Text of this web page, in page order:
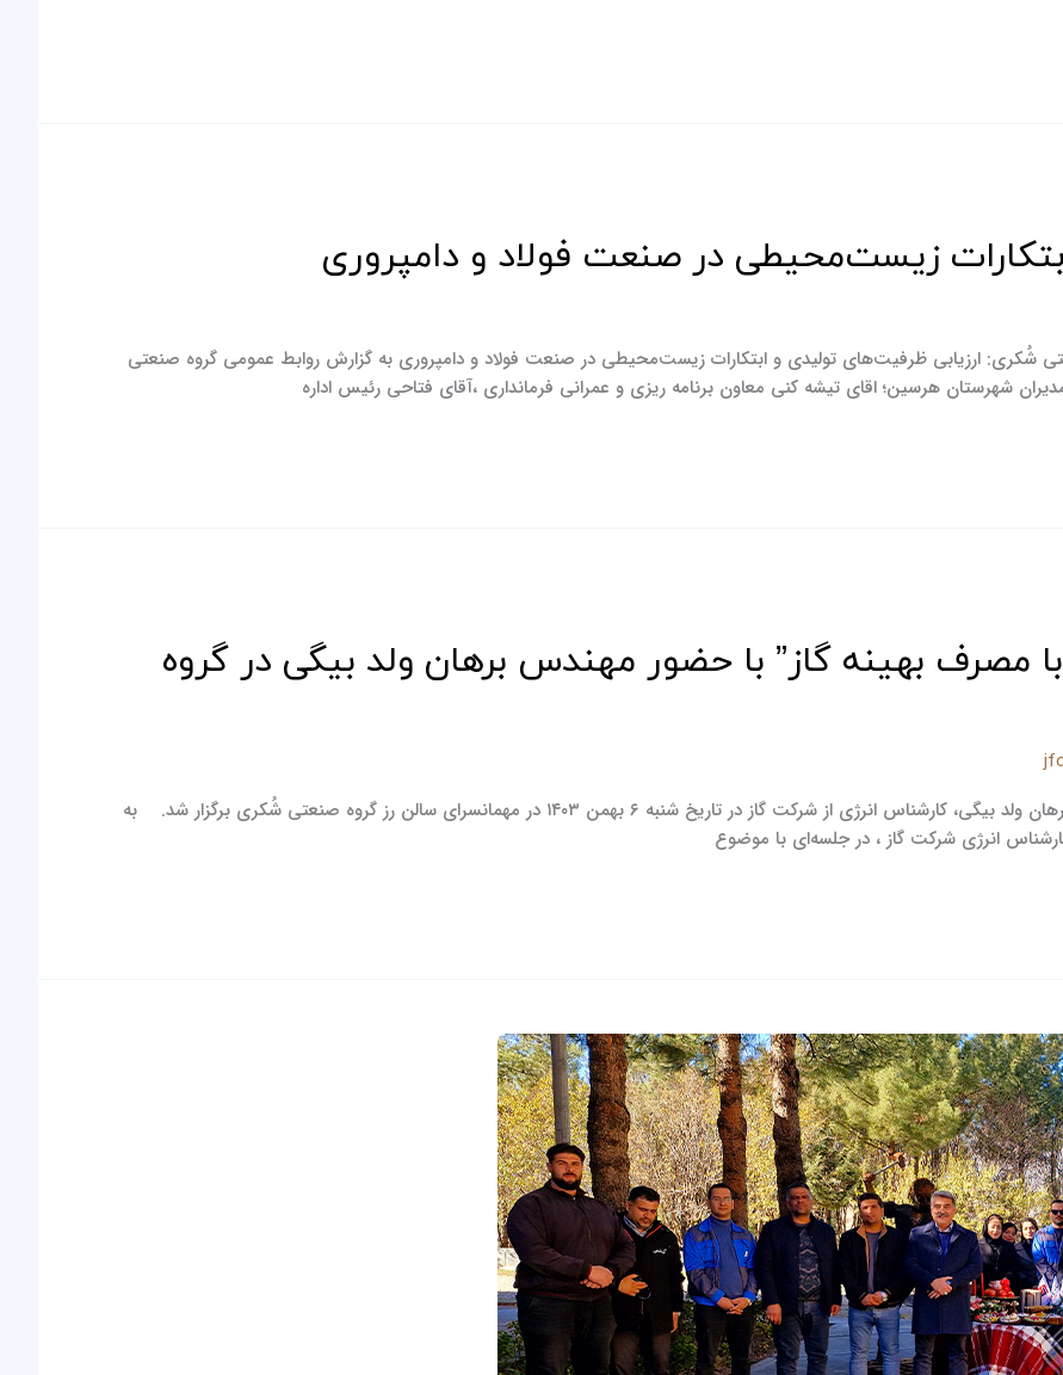
زیست‌محیطی در صنعت فولاد و دامپروری
شُکری: ارزیابی ظرفیت‌های تولیدی و ابتکارات زیست‌محیطی در صنعت فولاد و دامپروری به گزارش روابط عمومی گروه صنعتی
مصرف بهینه گاز” با حضور مهندس برهان ولد بیگی در گروه
دوره تخصصی “آشنایی با مصرف بهینه گاز” با حضور مهندس برهان ولد بیگی، کارشناس انرژی از شرکت گاز در تاریخ شنبه ۶ بهمن ۱۴۰۳ در مهمانسرای سالن رز گروه صنعتی شُکری برگزار شد. به
انرژی شرکت گاز ، در جلسه‌ای با موضوع